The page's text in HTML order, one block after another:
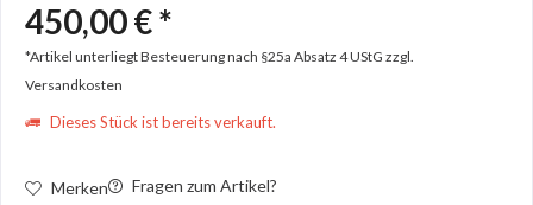
450,00 € *
*Artikel unterliegt Besteuerung nach §25a Absatz 4 UStG zzgl.
Versandkosten
Dieses Stück ist bereits verkauft.
Merken Fragen zum Artikel?